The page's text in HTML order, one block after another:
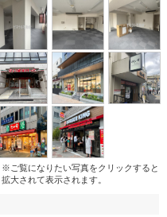
※ご覧になりたい写真をクリックすると
拡大されて表示されます。